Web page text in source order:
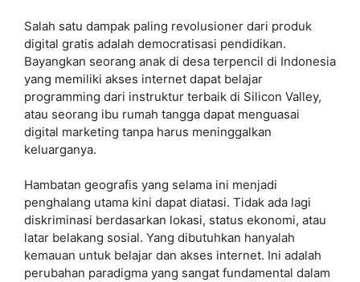
Salah satu dampak paling revolusioner dari produk
digital gratis adalah democratisasi pendidikan.
Bayangkan seorang anak di desa terpencil di Indonesia
yang memiliki akses internet dapat belajar
programming dari instruktur terbaik di Silicon Valley,
atau seorang ibu rumah tangga dapat menguasai
digital marketing tanpa harus meninggalkan
keluarganya.
Hambatan geografis yang selama ini menjadi
penghalang utama kini dapat diatasi. Tidak ada lagi
diskriminasi berdasarkan lokasi, status ekonomi, atau
latar belakang sosial. Yang dibutuhkan hanyalah
kemauan untuk belajar dan akses internet. Ini adalah
perubahan paradigma yang sangat fundamental dalam